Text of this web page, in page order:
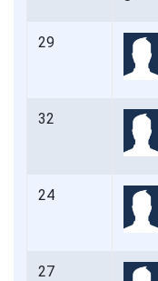
29
32
24
27